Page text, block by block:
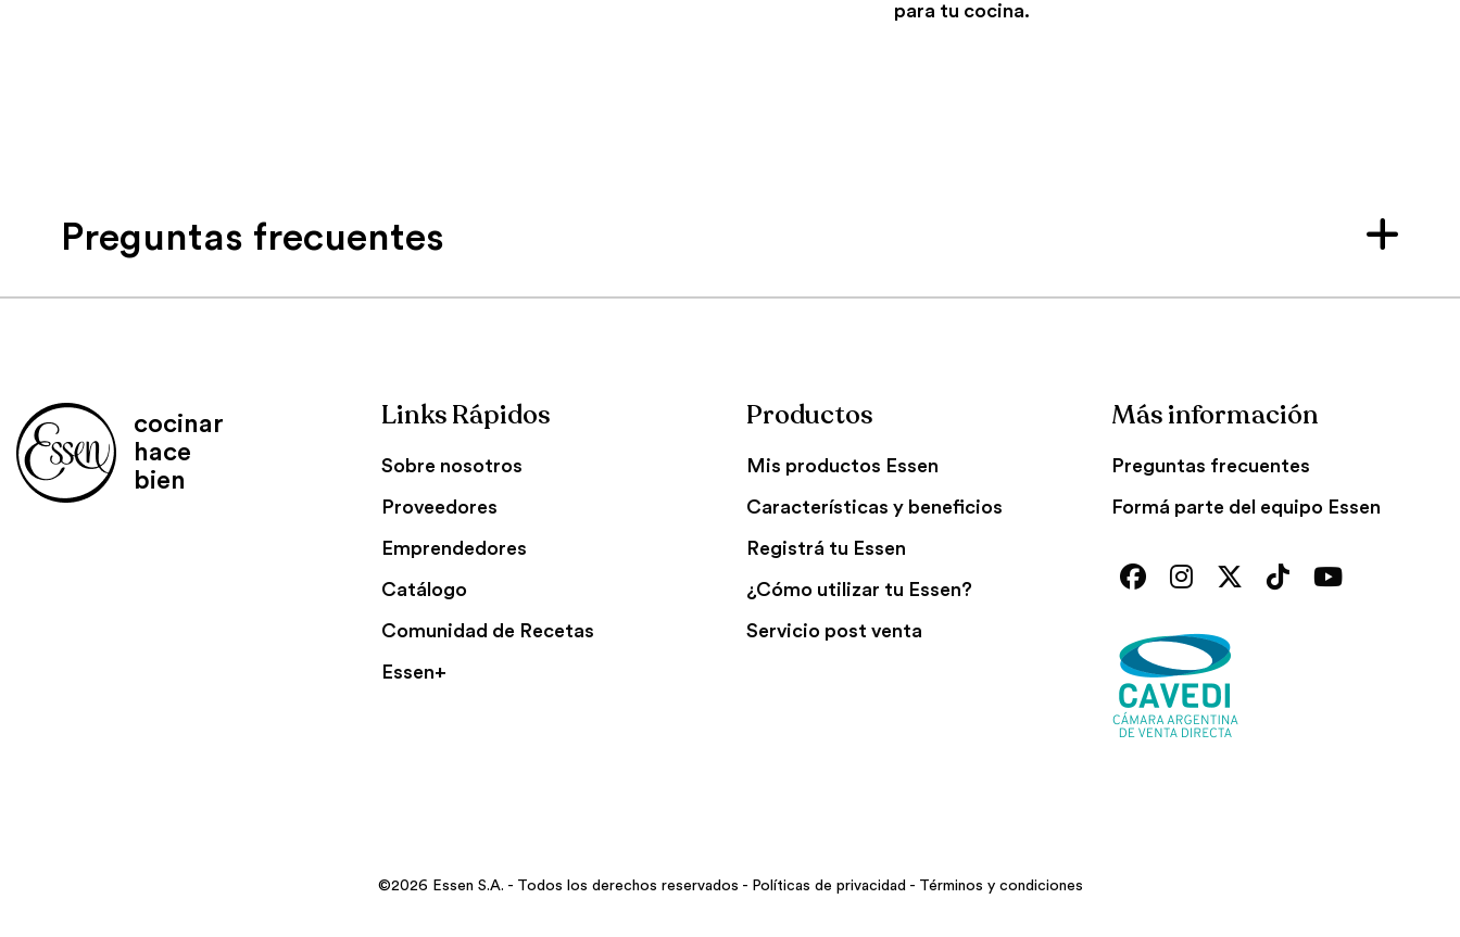
para tu cocina.
Preguntas frecuentes
cocinar
hace
bien
Links Rápidos
Sobre nosotros
Proveedores
Emprendedores
Catálogo
Comunidad de Recetas
Essen+
Productos
Mis productos Essen
Características y beneficios
Registrá tu Essen
¿Cómo utilizar tu Essen?
Servicio post venta
Más información
Preguntas frecuentes
Formá parte del equipo Essen
©2026 Essen S.A. - Todos los derechos reservados - Políticas de privacidad - Términos y condiciones